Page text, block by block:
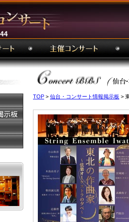
TOP > 仙台・コンサート情報掲示板 >